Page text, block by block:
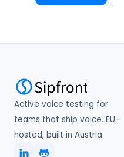
Active voice testing for
teams that ship voice. EU-
hosted, built in Austria.